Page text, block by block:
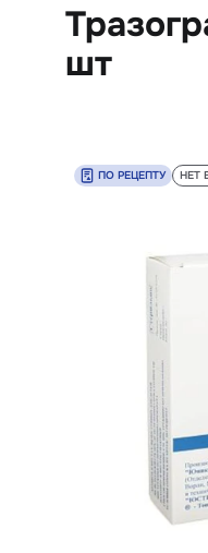
шт
ПО РЕЦЕПТУ НЕТ